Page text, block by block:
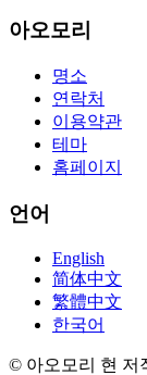
above-mentioned
download
아오모리
명소
연락처
이용약관
테마
홈페이지
언어
English
简体中文
繁體中文
한국어
© 아오모리 현 저